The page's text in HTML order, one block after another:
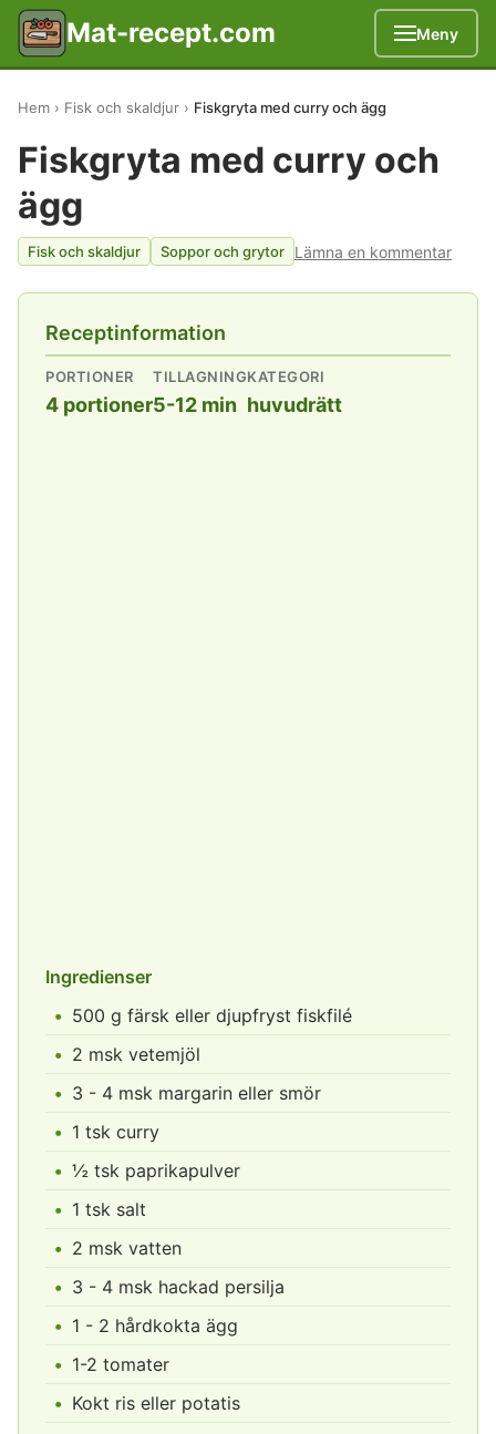
Mat-recept.com Meny
Hem Fisk och skaldjur Fiskgryta med curry och ägg
Fiskgryta med curry och
ägg
Fisk och skaldjur Soppor och grytor Lämna en kommentar
Receptinformation
PORTIONER
4 portioner
TILLAGNING
5-12 min
KATEGORI
huvudrätt
Ingredienser
500 g färsk eller djupfryst fiskfilé
2 msk vetemjöl
3 - 4 msk margarin eller smör
1 tsk curry
½ tsk paprikapulver
1 tsk salt
2 msk vatten
3 - 4 msk hackad persilja
1 - 2 hårdkokta ägg
1-2 tomater
Kokt ris eller potatis